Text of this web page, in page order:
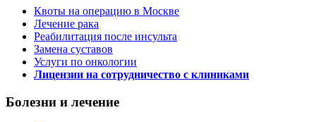
Квоты на операцию в Москве
Лечение рака
Реабилитация после инсульта
Замена суставов
Услуги по онкологии
Лицензии на сотрудничество с клиниками
Болезни и лечение